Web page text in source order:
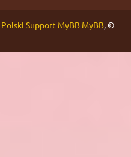
Polski Support MyBB MyBB, ©